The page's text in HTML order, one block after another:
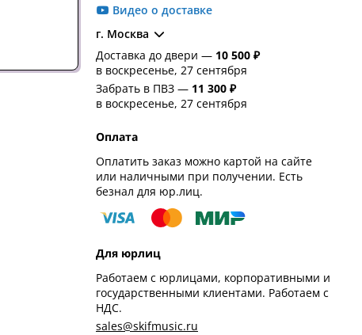
Видео о доставке
г. Москва
Доставка до двери — 10 500 ₽
в воскресенье, 27 сентября
Забрать в ПВЗ — 11 300 ₽
в воскресенье, 27 сентября
Оплата
Оплатить заказ можно картой на сайте
или наличными при получении. Есть
безнал для юр.лиц.
Для юрлиц
Работаем с юрлицами, корпоративными и
государственными клиентами. Работаем с
НДС.
sales@skifmusic.ru